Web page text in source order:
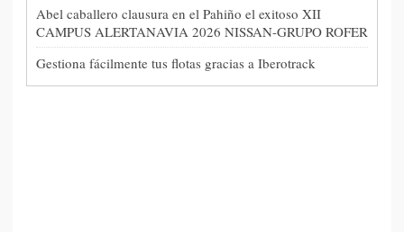
Abel caballero clausura en el Pahiño el exitoso XII
CAMPUS ALERTANAVIA 2026 NISSAN-GRUPO ROFER
Gestiona fácilmente tus flotas gracias a Iberotrack